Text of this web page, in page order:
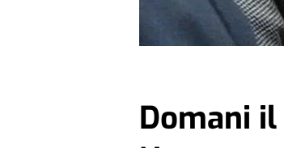
Domani